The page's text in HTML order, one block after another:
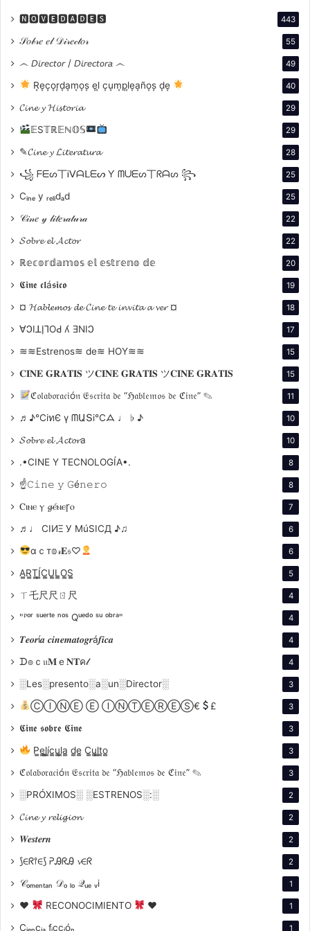
Un espacio de diálogo e intercambio de ideas entre
cineastas, activistas y público en general.
Fortalecer
La industria cinematográfica local y promover la
Programación
FIDIG Cine 2026
Donde ver los films
Avenida Córdoba 2135 – CABA
> CENTRO CULTURAL DE LA
COOPERACIÓN
Sala Raúl González Tuñón Avenida Corrientes 1543 –
> AUDITORIO DE LA EMBAJADA
DE BRASIL EN BUENOS AIRES
Cerrito 1350 – CABA
// Charlas
En el marco de la 2.ª edición del
Internacional de Cine sobre Diversidades y Género
de Buenos Aires (FIDIG)
nuestros espacios de formación y reflexión. Estas
actividades buscan profundizar en la mirada crítica
sobre el arte, el cine y la realidad de nuestras
comunidades.
🅽🅾🆅🅴🅳🅰🅳🅴🆂 443
𝒮𝑜𝒷𝓇𝑒 𝑒𝓁 𝒟𝒾𝓇𝑒𝒸𝓉𝑜𝓇 55
෴ 𝘋𝘪𝘳𝘦𝘤𝘵𝘰𝘳 / 𝘋𝘪𝘳𝘦𝘤𝘵𝘰𝘳𝘢 ෴ 49
R͙e͙c͙o͙r͙d͙a͙m͙o͙s͙ e͙l͙ c͙u͙m͙p͙l͙e͙a͙ño͙s͙ d͙e͙ 40
𝓒𝓲𝓷𝓮 𝔂 𝓗𝓲𝓼𝓽𝓸𝓻𝓲𝓪 29
𝔼S𝕋ℝ𝔼ℕ𝕆𝕊 29
✎𝓒𝓲𝓷𝓮 𝔂 𝓛𝓲𝓽𝓮𝓻𝓪𝓽𝓾𝓻𝓪 28
꧁ ᖴᗴᔕ丅Ꭵᐯᗩᒪᗴᔕ Ƴ ᗰᑌᗴᔕ丅ᖇᗩᔕ ꧂ 25
Cᵢₙₑ y ᵣₑₗᵢdₐd 25
𝒞𝒾𝓃𝑒 𝓎 𝓁𝒾𝓉𝑒𝓇𝒶𝓉𝓊𝓇𝒶 22
𝓢𝓸𝓫𝓻𝓮 𝓮𝓵 𝓐𝓬𝓽𝓸𝓻 22
ℝ𝕖𝕔𝕠𝕣𝕕𝕒𝕞𝕠𝕤 𝕖𝕝 𝕖𝕤𝕥𝕣𝕖𝕟𝕠 𝕕𝕖 20
𝕮𝖎𝖓𝖊 𝖈𝖑á𝖘𝖎𝖈𝖔 19
¤ 𝓗𝓪𝓫𝓵𝓮𝓶𝓸𝓼 𝓭𝓮 𝓒𝓲𝓷𝓮 𝓽𝓮 𝓲𝓷𝓿𝓲𝓽𝓪 𝓪 𝓿𝓮𝓻 ¤ 18
∀ϽIꓕI̗⅂OԀ ʎ ƎNIϽ 17
≋≋Estrenos≋ de≋ HOY≋≋ 15
𝐂𝐈𝐍𝐄 𝐆𝐑𝐀𝐓𝐈𝐒 ツ𝐂𝐈𝐍𝐄 𝐆𝐑𝐀𝐓𝐈𝐒 ツ𝐂𝐈𝐍𝐄 𝐆𝐑𝐀𝐓𝐈𝐒 15
ℭ𝔬𝔩𝔞𝔟𝔬𝔯𝔞𝔠𝔦ó𝔫 𝔈𝔰𝔠𝔯𝔦𝔱𝔞 𝔡𝔢 “ℌ𝔞𝔟𝔩𝔢𝔪𝔬𝔰 𝔡𝔢 ℭ𝔦𝔫𝔢” ✎ 11
♬♪℃іทЄ ү ᗰԱՏі℃ᗋ ♩ ♭ ♪ 10
𝓢𝓸𝓫𝓻𝓮 𝓮𝓵 𝓐𝓬𝓽𝓸𝓻a 10
.•CINE Y TECNOLOGÍA•. 8
☝𝙲𝚒𝚗𝚎 𝚢 𝙶é𝚗𝚎𝚛𝚘 8
Ⲥⲓⲛⲉ ⲩ 𝓰ⲉ́ⲛⲉꞅⲟ 7
♬♩ CIИΞ У MúSICД ♪♫ 6
αｃт𝕠𝓇𝐄𝔰♡ 6
A̳R̳T̳Í̳C̳U̳L̳O̳S̳ 5
ㄒ乇尺尺ㄖ尺 4
"ᴾᵒʳ ˢᵘᵉʳᵗᵉ ⁿᵒˢ Qᵘᵉᵈᵒ ˢᵘ ᵒᵇʳᵃ" 4
𝑻𝒆𝒐𝒓í𝒂 𝒄𝒊𝒏𝒆𝒎𝒂𝒕𝒐𝒈𝒓á𝒇𝒊𝒄𝒂 4
ᗪ๏ｃ𝔲𝐌ｅ𝐍𝐓ค𝓁 4
░Les░presento░a░un░Director░ 3
ⒸⒾⓃⒺ Ⓔ ⒾⓃⓉⒺⓇⒺⓈ€ £ 3
𝕮𝖎𝖓𝖊 𝖘𝖔𝖇𝖗𝖊 𝕮𝖎𝖓𝖊 3
P̳e̳l̳í̳c̳u̳l̳a̳ d̳e̳ C̳u̳l̳t̳o̳ 3
ℭ𝔬𝔩𝔞𝔟𝔬𝔯𝔞𝔠𝔦ó𝔫 𝔈𝔰𝔠𝔯𝔦𝔱𝔞 𝔡𝔢 “ℌ𝔞𝔟𝔩𝔢𝔪𝔬𝔰 𝔡𝔢 ℭ𝔦𝔫𝔢” ✎ 3
░PRÓXIMOS░ ░ESTRENOS░:░ 2
𝓒𝓲𝓷𝓮 𝔂 𝓻𝓮𝓵𝓲𝓰𝓲𝓸𝓷 2
𝑾𝒆𝒔𝒕𝒆𝒓𝒏 2
⟆∈ᖇ⫯∈⟆ ᕈᎯᖇᎯ 𝓿∈ᖇ 2
𝒞ₒₘₑₙₜₐₙ 𝒟ₒ ₗₒ 𝒬ᵤₑ ᵥi 1
♥ RECONOCIMIENTO ♥ 1
Cᵢₑₙcᵢₐ fᵢccᵢóₙ 1